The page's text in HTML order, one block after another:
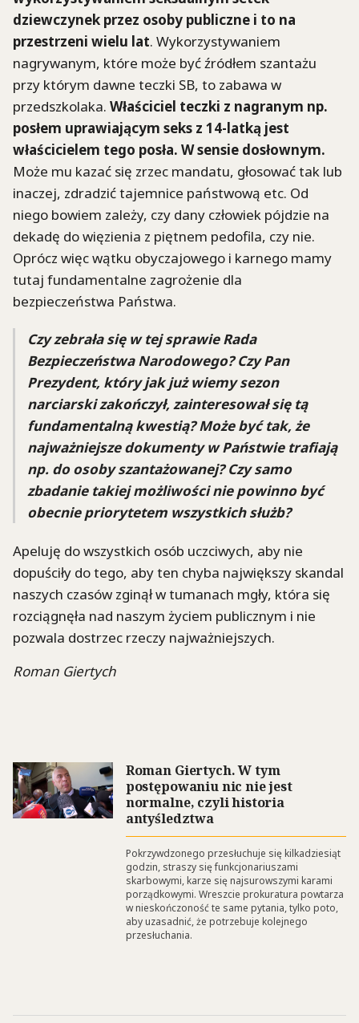
dziewczynek przez osoby publiczne i to na
przestrzeni wielu lat. Wykorzystywaniem
nagrywanym, które może być źródłem szantażu
przy którym dawne teczki SB, to zabawa w
przedszkolaka. Właściciel teczki z nagranym np.
posłem uprawiającym seks z 14-latką jest
właścicielem tego posła. W sensie dosłownym.
Może mu kazać się zrzec mandatu, głosować tak lub
inaczej, zdradzić tajemnice państwową etc. Od
niego bowiem zależy, czy dany człowiek pójdzie na
dekadę do więzienia z piętnem pedofila, czy nie.
Oprócz więc wątku obyczajowego i karnego mamy
tutaj fundamentalne zagrożenie dla
bezpieczeństwa Państwa.
Czy zebrała się w tej sprawie Rada
Bezpieczeństwa Narodowego? Czy Pan
Prezydent, który jak już wiemy sezon
narciarski zakończył, zainteresował się tą
fundamentalną kwestią? Może być tak, że
najważniejsze dokumenty w Państwie trafiają
np. do osoby szantażowanej? Czy samo
zbadanie takiej możliwości nie powinno być
obecnie priorytetem wszystkich służb?
Apeluję do wszystkich osób uczciwych, aby nie
dopuściły do tego, aby ten chyba największy skandal
naszych czasów zginął w tumanach mgły, która się
rozciągnęła nad naszym życiem publicznym i nie
pozwala dostrzec rzeczy najważniejszych.
Roman Giertych
Roman Giertych. W tym
postępowaniu nic nie jest
normalne, czyli historia
antyśledztwa
Pokrzywdzonego przesłuchuje się kilkadziesiąt
godzin, straszy się funkcjonariuszami
skarbowymi, karze się najsurowszymi karami
porządkowymi. Wreszcie prokuratura powtarza
w nieskończoność te same pytania, tylko poto,
aby uzasadnić, że potrzebuje kolejnego
przesłuchania.